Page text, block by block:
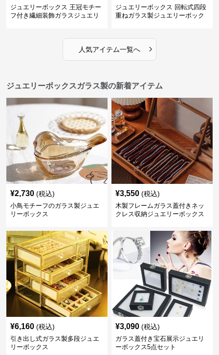
ジュエリーボックス 王冠モチー
フ付き繊細装飾ガラスジュエリ
ジュエリーボックス 回転式四段
重ねガラス製ジュエリーボック
人気アイテム一覧へ ›
ジュエリーボックスガラス製の新着アイテム
¥2,730 (税込)
小鳥モチーフのガラス製ジュエ
リーボックス
¥3,550 (税込)
木製フレームガラス蓋付きネッ
クレス収納ジュエリーボックス
¥6,160 (税込)
引き出し式ガラス製多段ジュエ
リーボックス
¥3,090 (税込)
ガラス蓋付き宝石展示ジュエリ
ーボックス5点セット